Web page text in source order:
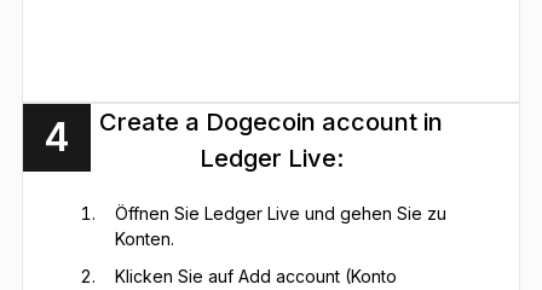
4
Create a Dogecoin account in
Ledger Live:
Öffnen Sie Ledger Live und gehen Sie zu
Konten.
Klicken Sie auf Add account (Konto